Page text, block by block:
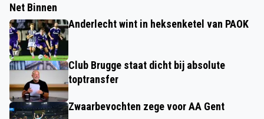
Net Binnen
Anderlecht wint in heksenketel van PAOK
Club Brugge staat dicht bij absolute
toptransfer
Zwaarbevochten zege voor AA Gent